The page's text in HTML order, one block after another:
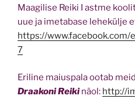
Maagilise Reiki I astme
uue ja imetabase lehekülje
https://
7
Eriline maiuspala ootab
Draakoni Reikinäol: http://